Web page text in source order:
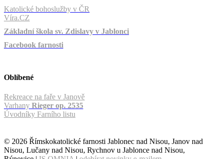
Katolické bohoslužby v ČR
Víra.CZ
Základní škola sv. Zdislavy v Jablonci
Facebook farnosti
Oblíbené
Rekreace na faře v Janově
Varhany Rieger op. 2535
Úvodníky Farního listu
© 2026 Římskokatolické farnosti Jablonec nad Nisou, Janov nad
Nisou, Lučany nad Nisou, Rychnov u Jablonce nad Nisou,